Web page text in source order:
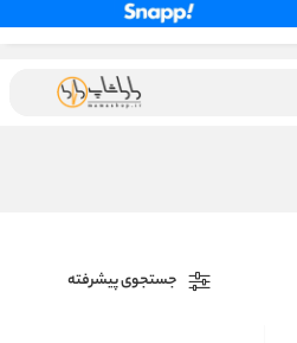
جستجوی پیشرفته